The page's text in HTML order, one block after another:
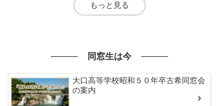
もっと見る
同窓生は今
大口高等学校昭和５０年卒古希同窓会
の案内